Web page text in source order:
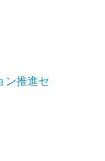
ン推進セ